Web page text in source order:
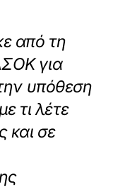
από τη
για
υπόθεση
τι λέτε
και σε